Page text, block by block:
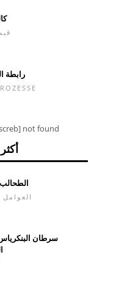
رابطة
not found
سرطان